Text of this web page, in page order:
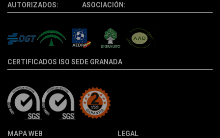
AUTORIZADOS: ASOCIACIÓN:
CERTIFICADOS ISO SEDE GRANADA
MAPA WEB LEGAL